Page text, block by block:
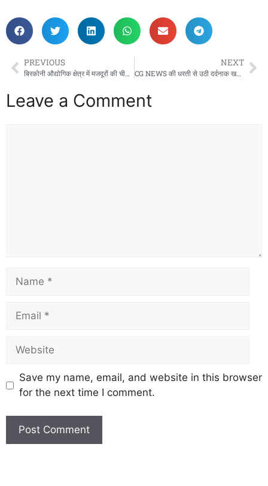
PREVIOUS
बिरकोनी औद्योगिक क्षेत्र में मजदूरों की चीखें दबाने की कोशिश:Floatex Solar Pvt. Ltd. पर शोषण, मारपीट और महिला सुरक्षा उल्लंघन के गंभीर आरोप—300 से अधिक मजदूरों में रोष, न्याय की गुहार”
NEXT
CG NEWS की धरती से उठी दर्दनाक खबर—भुवनेश्वर के प्रतिष्ठित KIIT यूनिवर्सिटी में छत्तीसगढ़ के छात्र की रहस्यमयी मौत,
Leave a Comment
Save my name, email, and website in this browser
for the next time I comment.